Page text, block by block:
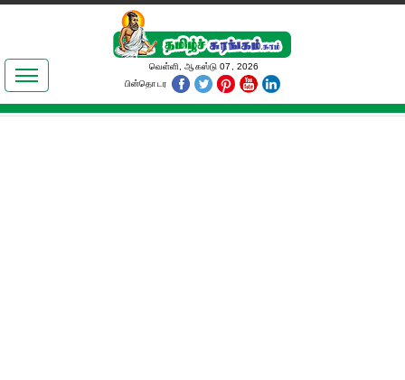
இலக்கியங்கள்
தமிழ் உலகம்
வெள்ளி, ஆகஸ்டு 07, 2026
பின்தொடர